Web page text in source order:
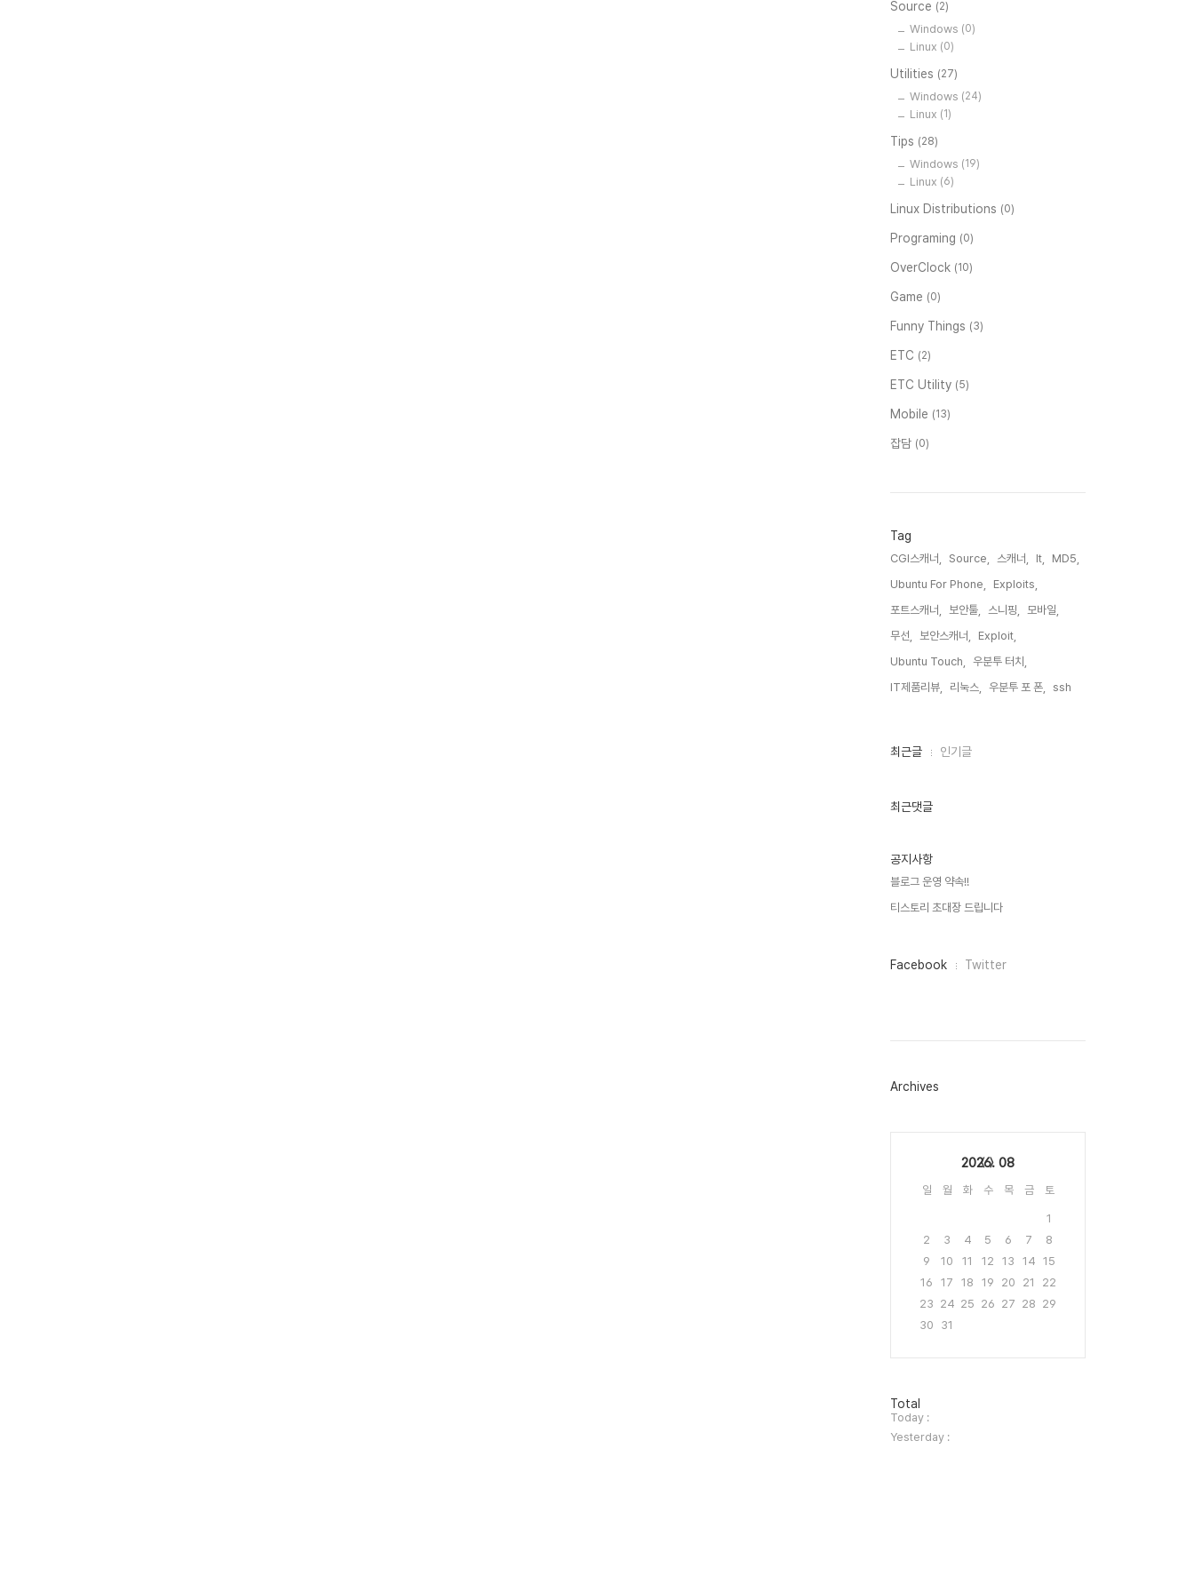
Source (2)
Windows (0)
Linux (0)
Utilities (27)
Windows (24)
Linux (1)
Tips (28)
Windows (19)
Linux (6)
Linux Distributions (0)
Programing (0)
OverClock (10)
Game (0)
Funny Things (3)
ETC (2)
ETC Utility (5)
Mobile (13)
잡담 (0)
Tag
CGI스캐너, Source, 스캐너, It,
MD5,
Ubuntu For Phone,
Exploits,
포트스캐너,
보안툴, 스니핑,
모바일,
무선,
보안스캐너,
Exploit,
Ubuntu Touch,
우분투 터치,
IT제품리뷰,
리눅스, 우분투 포 폰, ssh,
최
인
최근글 인기글
최근댓글
공지사항
블로그 운영 약속!!
티스토리 초대장 드립니다
페
그
Facebook Twitter
Archives
2026. 08
일 월 화 수 목 금 토
1
2
3 4 5 6 7
8
9
10 11 12 13 14 15
16
17 18 19 20 21
22
23 24 25 26 27 28 29
30
31
방
문
자
수
Total
Today :
Yesterday :